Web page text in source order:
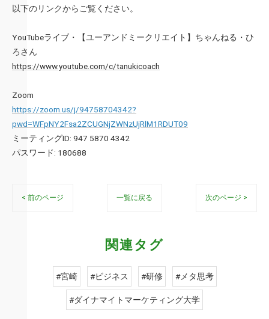
以下のリンクからご覧ください。
YouTubeライブ・【ユーアンドミークリエイト】ちゃんねる・ひ
ろさん
https://www.youtube.com/c/tanukicoach
Zoom
https://zoom.us/j/94758704342?
pwd=WFpNY2Fsa2ZCUGNjZWNzUjRlM1RDUT09
ミーティングID: 947 5870 4342
パスワード: 180688
< 前のページ 一覧に戻る 次のページ >
関連タグ
#宮崎 #ビジネス #研修 #メタ思考
#ダイナマイトマーケティング大学